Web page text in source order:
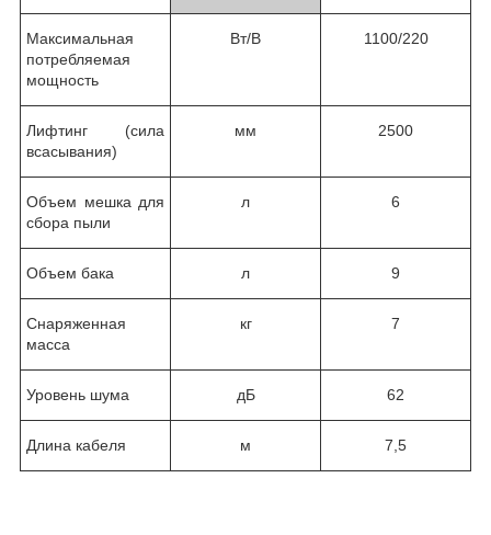
Максимальная
потребляемая
мощность
Вт/В 1100/220
Лифтинг (сила
всасывания)
мм 2500
Объем мешка для
сбора пыли
л 6
Объем бака л 9
Снаряженная
масса
кг 7
Уровень шума дБ 62
Длина кабеля м 7,5